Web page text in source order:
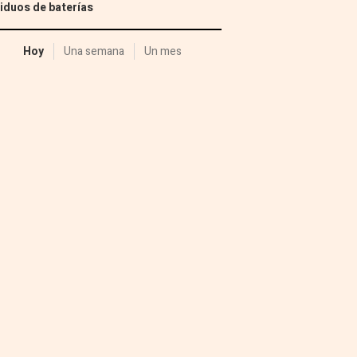
de baterías
Hoy Una semana Un mes